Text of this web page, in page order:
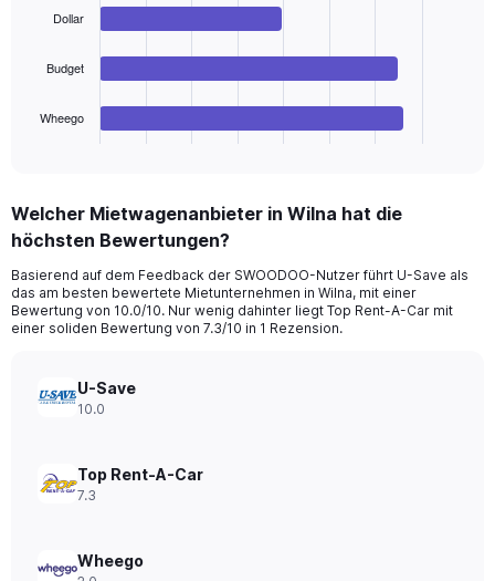
chart
Range:
4
The
chart
has
axis
displaying
to
Dollar
Budget
Wheego
Welcher Mietwagenanbieter in Wilna hat die
höchsten Bewertungen?
Basierend auf dem Feedback der SWOODOO-Nutzer führt U-Save als
das am besten bewertete Mietunternehmen in Wilna, mit einer
Bewertung von 10.0/10. Nur wenig dahinter liegt Top Rent-A-Car mit
einer soliden Bewertung von 7.3/10 in 1 Rezension.
U-Save
10.0
Top Rent-A-Car
7.3
Wheego